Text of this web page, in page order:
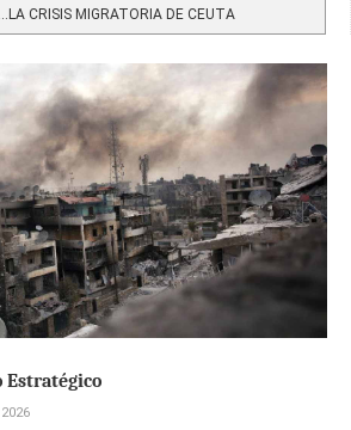
CRISIS MIGRATORIA DE CEUTA
Estratégico